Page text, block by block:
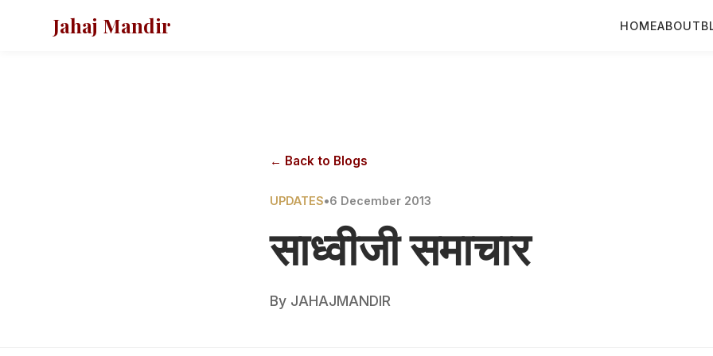
Jahaj Mandir HOMEABOUT
← Back to Blogs
UPDATES•6 December 2013
साध्वीजी समाचार
By JAHAJMANDIR